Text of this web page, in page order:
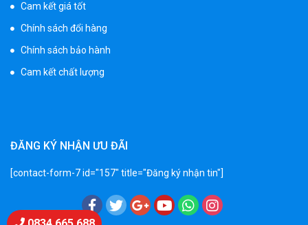
Xe máy điện trẻ em vecpa XW02
1.250.000 ₫
1.250.000 ₫
950.000 ₫
1.250.000 ₫
Cam kết giá tốt
Chính sách đổi hàng
Chính sách bảo hành
Cam kết chất lượng
ĐĂNG KÝ NHẬN ƯU ĐÃI
[contact-form-7 id="157" title="Đăng ký nhận tin"]
Chat Zalo